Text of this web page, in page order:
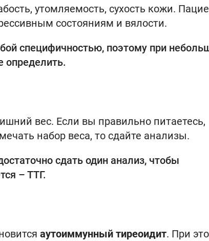
утомляемость, сухость кожи.
состояниям и вялости.
специфичностью, поэтому при
определить.
вес. Если вы правильно питаетесь,
набор веса, то сдайте анализы.
сдать один анализ, чтобы
– ТТГ.
аутоиммунный тиреоидит. При